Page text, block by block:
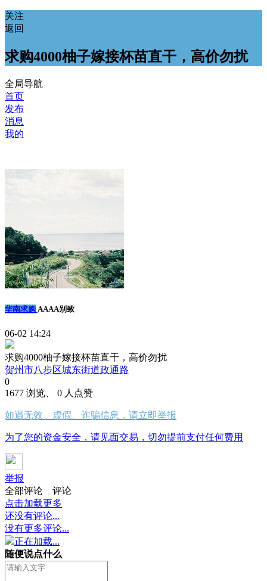
关注
返回
求购4000柚子嫁接杯苗直干，高价勿扰
全局导航
首页
发布
消息
我的
华南求购 AAAA别致
06-02 14:24
求购4000柚子嫁接杯苗直干，高价勿扰
贺州市八步区城东街道政通路
0
1677 浏览、 0 人点赞
如遇无效、虚假、诈骗信息，请立即举报
为了您的资金安全，请见面交易，切勿提前支付任何费用
举报
全部评论
评论
点击加载更多
还没有评论...
没有更多评论...
正在加载...
随便说点什么